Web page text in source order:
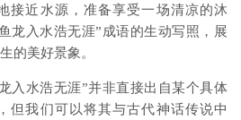
接近水源，准备享受一场清凉的沐
龙入水浩无涯”成语的生动写照，展
的美好景象。
入水浩无涯”并非直接出自某个具体
但我们可以将其与古代神话传说中